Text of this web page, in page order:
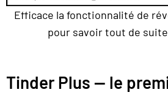
Efficace la fonctionnalité de
pour savoir tout de
Tinder Plus — le